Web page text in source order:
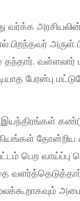
அருள்
வள்ளலார்
பேரன்பு
பெற